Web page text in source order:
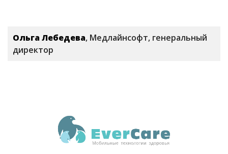
Ольга Лебедева, Медлайнсофт, генеральный
директор